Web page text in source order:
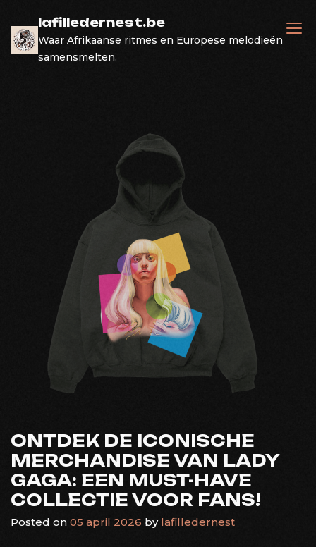
content
lafilledernest.be
Waar Afrikaanse ritmes en Europese melodieën
samensmelten.
ONTDEK DE ICONISCHE
MERCHANDISE VAN LADY
GAGA: EEN MUST-HAVE
COLLECTIE VOOR FANS!
Posted on 05 april 2026 by lafilledernest